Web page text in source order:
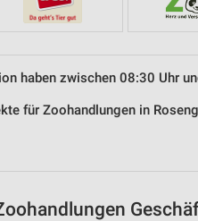
haben zwischen 08:30 Uhr
für Zoohandlungen in